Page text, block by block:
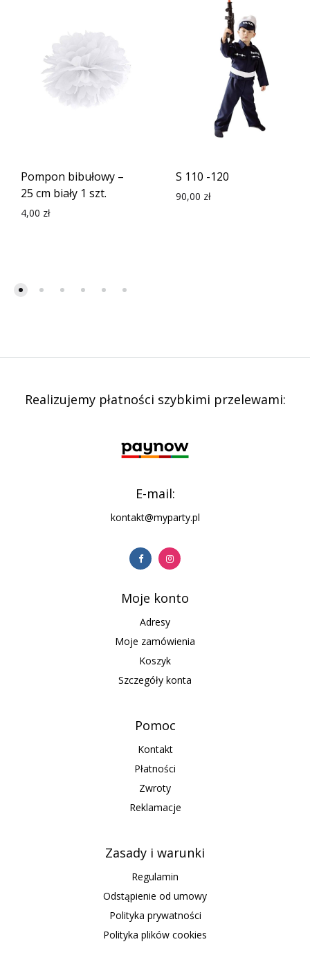
Pompon bibułowy –
25 cm biały 1 szt.
4,00 zł
S 110 -120
90,00 zł
Realizujemy płatności szybkimi przelewami:
E-mail:
kontakt@myparty.pl
Moje konto
Adresy
Moje zamówienia
Koszyk
Szczegóły konta
Pomoc
Kontakt
Płatności
Zwroty
Reklamacje
Zasady i warunki
Regulamin
Odstąpienie od umowy
Polityka prywatności
Polityka plików cookies